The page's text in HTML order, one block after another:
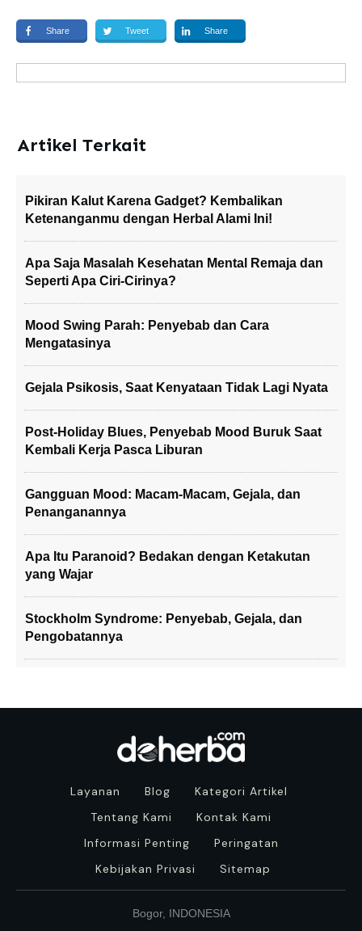
Share Tweet Share
Artikel Terkait
Pikiran Kalut Karena Gadget? Kembalikan
Ketenanganmu dengan Herbal Alami Ini!
Apa Saja Masalah Kesehatan Mental Remaja dan
Seperti Apa Ciri-Cirinya?
Mood Swing Parah: Penyebab dan Cara
Mengatasinya
Gejala Psikosis, Saat Kenyataan Tidak Lagi Nyata
Post-Holiday Blues, Penyebab Mood Buruk Saat
Kembali Kerja Pasca Liburan
Gangguan Mood: Macam-Macam, Gejala, dan
Penanganannya
Apa Itu Paranoid? Bedakan dengan Ketakutan
yang Wajar
Stockholm Syndrome: Penyebab, Gejala, dan
Pengobatannya
Layanan Blog
Kategori Artikel
Tentang Kami
Kontak Kami
Informasi Penting
Peringatan
Kebijakan Privasi
Sitemap
Bogor, INDONESIA